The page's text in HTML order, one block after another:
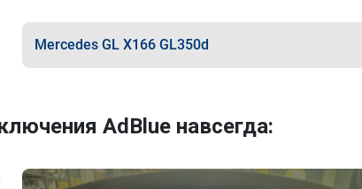
Mercedes GL X166 GL350d
AdBlue навсегда: